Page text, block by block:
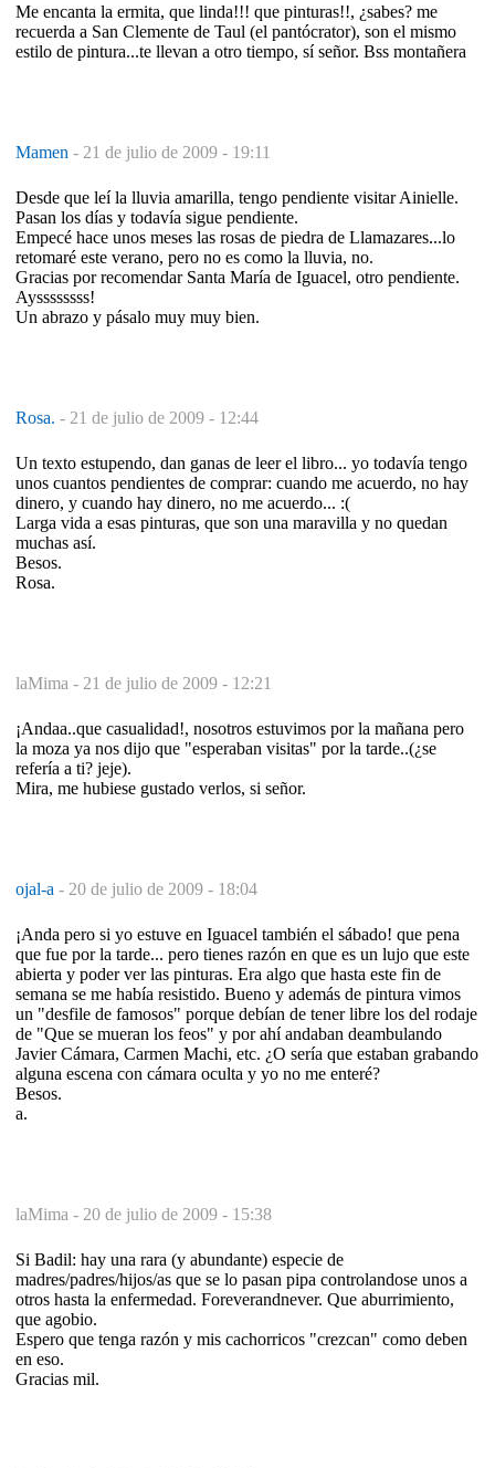
Me encanta la ermita, que linda!!! que pinturas!!, ¿sabes? me
recuerda a San Clemente de Taul (el pantócrator), son el mismo
estilo de pintura...te llevan a otro tiempo, sí señor. Bss montañera
Mamen - 21 de julio de 2009 - 19:11
Desde que leí la lluvia amarilla, tengo pendiente visitar Ainielle.
Pasan los días y todavía sigue pendiente.
Empecé hace unos meses las rosas de piedra de Llamazares...lo
retomaré este verano, pero no es como la lluvia, no.
Gracias por recomendar Santa María de Iguacel, otro pendiente.
Ayssssssss!
Un abrazo y pásalo muy muy bien.
Rosa. - 21 de julio de 2009 - 12:44
Un texto estupendo, dan ganas de leer el libro... yo todavía tengo
unos cuantos pendientes de comprar: cuando me acuerdo, no hay
dinero, y cuando hay dinero, no me acuerdo... :(
Larga vida a esas pinturas, que son una maravilla y no quedan
muchas así.
Besos.
Rosa.
laMima - 21 de julio de 2009 - 12:21
¡Andaa..que casualidad!, nosotros estuvimos por la mañana pero
la moza ya nos dijo que "esperaban visitas" por la tarde..(¿se
refería a ti? jeje).
Mira, me hubiese gustado verlos, si señor.
ojal-a - 20 de julio de 2009 - 18:04
¡Anda pero si yo estuve en Iguacel también el sábado! que pena
que fue por la tarde... pero tienes razón en que es un lujo que este
abierta y poder ver las pinturas. Era algo que hasta este fin de
semana se me había resistido. Bueno y además de pintura vimos
un "desfile de famosos" porque debían de tener libre los del rodaje
de "Que se mueran los feos" y por ahí andaban deambulando
Javier Cámara, Carmen Machi, etc. ¿O sería que estaban grabando
alguna escena con cámara oculta y yo no me enteré?
Besos.
a.
laMima - 20 de julio de 2009 - 15:38
Si Badil: hay una rara (y abundante) especie de
madres/padres/hijos/as que se lo pasan pipa controlandose unos a
otros hasta la enfermedad. Foreverandnever. Que aburrimiento,
que agobio.
Espero que tenga razón y mis cachorricos "crezcan" como deben
en eso.
Gracias mil.